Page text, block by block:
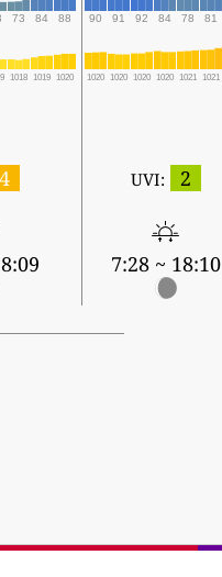
73 84 88 90 91 92 84 78 81
1018 1019 1020 1020 1020 1020 1020 1021 1021
4 UVI: 2
7:28 ~ 18:10